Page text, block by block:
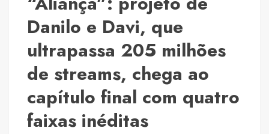
gratuita
K-
Platz
Danilo e Davi, que
ultrapassa 205 milhões
de streams, chega ao
capítulo final com quatro
faixas inéditas